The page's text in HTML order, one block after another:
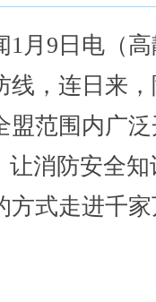
9日电（高
线，连日来
盟范围内广
让消防安全知
方式走进千